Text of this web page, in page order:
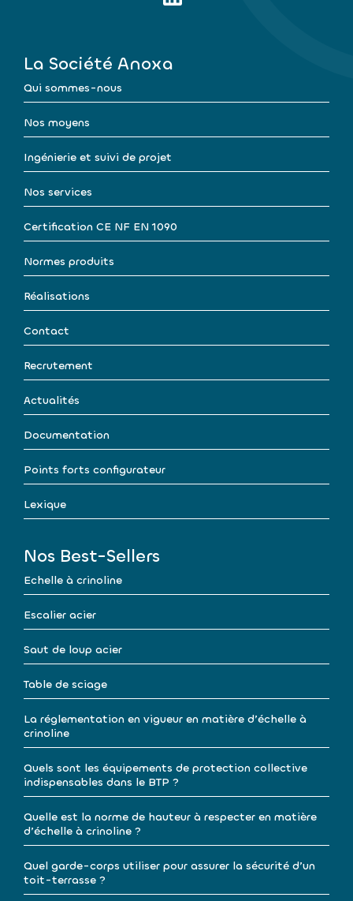
La Société Anoxa
Qui sommes-nous
Nos moyens
Ingénierie et suivi de projet
Nos services
Certification CE NF EN 1090
Normes produits
Réalisations
Contact
Recrutement
Actualités
Documentation
Points forts configurateur
Lexique
Nos Best-Sellers
Echelle à crinoline
Escalier acier
Saut de loup acier
Table de sciage
La réglementation en vigueur en matière d’échelle à
crinoline
Quels sont les équipements de protection collective
indispensables dans le BTP ?
Quelle est la norme de hauteur à respecter en matière
d’échelle à crinoline ?
Quel garde-corps utiliser pour assurer la sécurité d’un
toit-terrasse ?